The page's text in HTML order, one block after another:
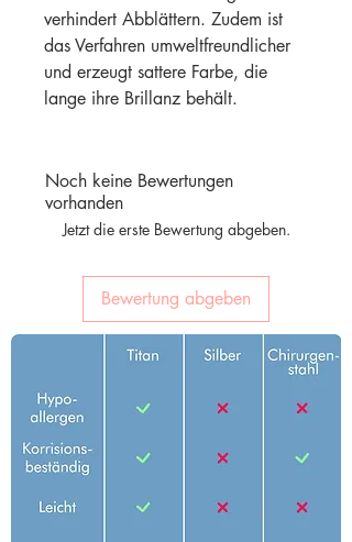
verhindert Abblättern. Zudem ist
das Verfahren umweltfreundlicher
und erzeugt sattere Farbe, die
lange ihre Brillanz behält.
Noch keine Bewertungen
vorhanden
Jetzt die erste Bewertung abgeben.
Bewertung abgeben